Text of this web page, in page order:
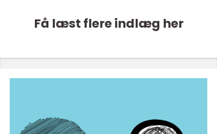
Få læst flere indlæg her